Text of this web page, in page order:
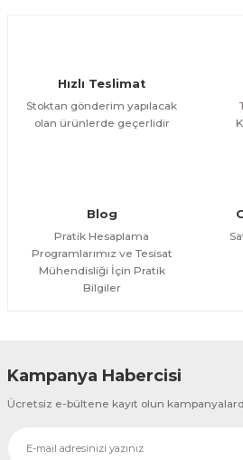
Hızlı Teslimat
Stoktan gönderim yapılacak
olan ürünlerde geçerlidir
Blog
Pratik Hesaplama
Programlarımız ve Tesisat
Mühendisliği İçin Pratik
Bilgiler
Kampanya Habercisi
Ücretsiz e-bültene kayıt olun